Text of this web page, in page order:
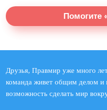
Помогите
Друзья, Правмир уже много
команда живет общим делом и
возможность сделать мир